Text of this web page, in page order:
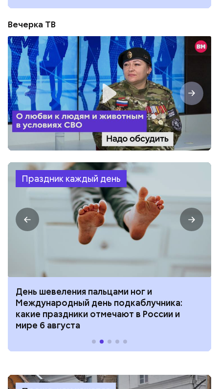
Вечерка ТВ
Праздник каждый день
День шевеления пальцами ног и
Международный день подкаблучника:
какие праздники отмечают в России и
мире 6 августа